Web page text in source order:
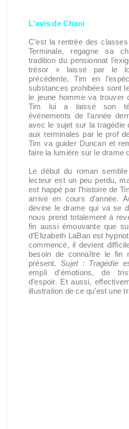
L'avis de Chani
C’est la rentrée des
Terminale, regagne sa
tradition du pensionnat
trésor » laissé par le
précédente, Tim en
substances prohibées sont
le jeune homme va trouver
Tim lui a laissé son
événements de l’année
avec le sujet sur la tragédie
aux terminales par le prof
Tim va guider Duncan et
faire la lumière sur le drame
Le début du roman
lecteur est un peu perdu,
est happé par l’histoire de
arrivé en cours d’année.
devine le drame qui va se
nous prend totalement à
fin aussi émouvante que
d’Elizabeth LaBan est
commencé, il devient
besoin de connaître le fin
présent.Sujet : Tragédie
empli d’émotions, de
d’espoir. Et aussi,
illustration de ce qu’est une